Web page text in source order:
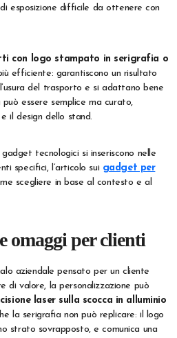
esposizione difficile da ottenere con
con logo stampato in serigrafia o
efficiente: garantiscono un risultato
del trasporto e si adattano bene
essere semplice ma curato,
il design dello stand.
tecnologici si inseriscono nelle
specifici, l’articolo sui gadget per
scegliere in base al contesto e al
omaggi per clienti
aziendale pensato per un cliente
di valore, la personalizzazione può
laser sulla scocca in alluminio
la serigrafia non può replicare: il logo
strato sovrapposto, e comunica una